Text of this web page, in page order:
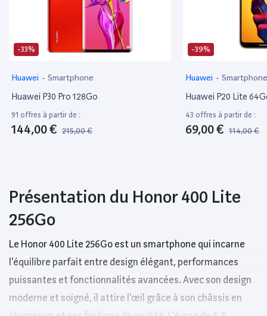
-33%
Huawei - Smartphone
Huawei P30 Pro 128Go
91 offres à partir de :
144,00 € 215,00 €
-39%
Huawei -
Huawei P20 Lite
43 offres à partir de :
69,00 € 114,00 €
Présentation du Honor 400 Lite
256Go
Le Honor 400 Lite 256Go est un smartphone qui incarne
l'équilibre parfait entre design élégant, performances
puissantes et fonctionnalités avancées. Avec son design
moderne et soigné, il attire l'œil grâce à son châssis en